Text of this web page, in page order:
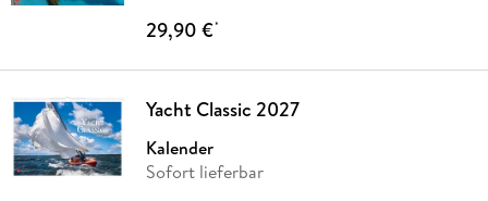
29,90 €*
Yacht Classic 2027
Kalender
Sofort lieferbar